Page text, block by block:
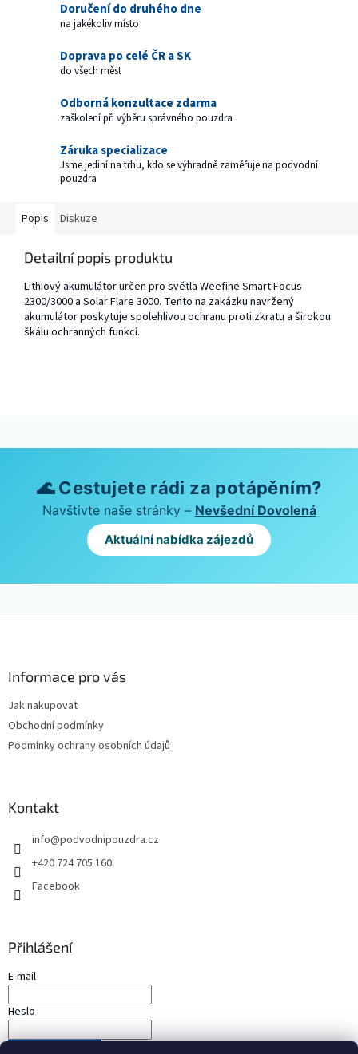
Doručení do druhého dne
na jakékoliv místo
Doprava po celé ČR a SK
do všech měst
Odborná konzultace zdarma
zaškolení při výběru správného pouzdra
Záruka specializace
Jsme jediní na trhu, kdo se výhradně zaměřuje na podvodní
pouzdra
Popis Diskuze
Detailní popis produktu
Lithiový akumulátor určen pro světla Weefine Smart Focus
2300/3000 a Solar Flare 3000. Tento na zakázku navržený
akumulátor poskytuje spolehlivou ochranu proti zkratu a širokou
škálu ochranných funkcí.
🌊 Cestujete rádi za potápěním?
Navštivte naše stránky – Nevšední Dovolená
Aktuální nabídka zájezdů
Informace pro vás
Jak nakupovat
Obchodní podmínky
Podmínky ochrany osobních údajů
Kontakt
info@podvodnipouzdra.cz
+420 724 705 160
Facebook
Přihlášení
E-mail
Heslo